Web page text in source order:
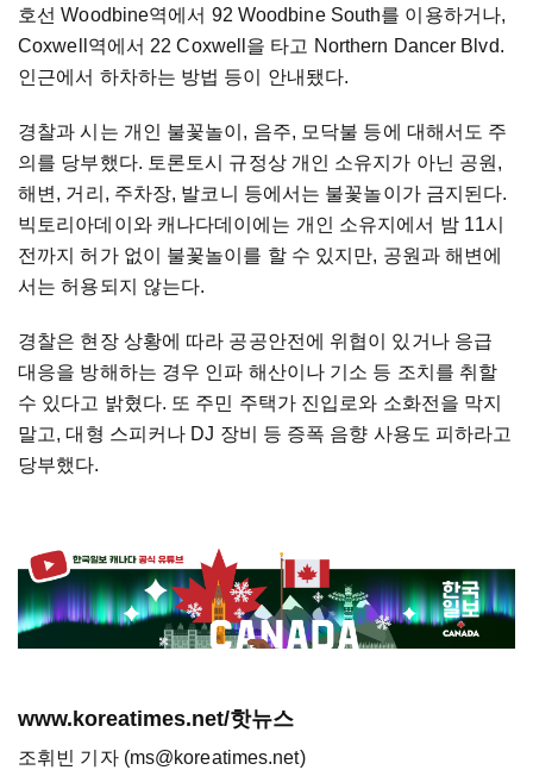
호선 Woodbine역에서 92 Woodbine South를 이용하거나,
Coxwell역에서 22 Coxwell을 타고 Northern Dancer Blvd.
인근에서 하차하는 방법 등이 안내됐다.
경찰과 시는 개인 불꽃놀이, 음주, 모닥불 등에 대해서도 주
의를 당부했다. 토론토시 규정상 개인 소유지가 아닌 공원,
해변, 거리, 주차장, 발코니 등에서는 불꽃놀이가 금지된다.
빅토리아데이와 캐나다데이에는 개인 소유지에서 밤 11시
전까지 허가 없이 불꽃놀이를 할 수 있지만, 공원과 해변에
서는 허용되지 않는다.
경찰은 현장 상황에 따라 공공안전에 위협이 있거나 응급
대응을 방해하는 경우 인파 해산이나 기소 등 조치를 취할
수 있다고 밝혔다. 또 주민 주택가 진입로와 소화전을 막지
말고, 대형 스피커나 DJ 장비 등 증폭 음향 사용도 피하라고
당부했다.
www.koreatimes.net/핫뉴스
조휘빈 기자 (ms@koreatimes.net)